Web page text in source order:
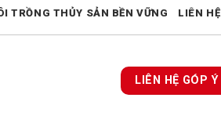
LIÊN HỆ GÓP Ý
TRỒNG THỦY SẢN BỀN VỮNG LIÊN HỆ